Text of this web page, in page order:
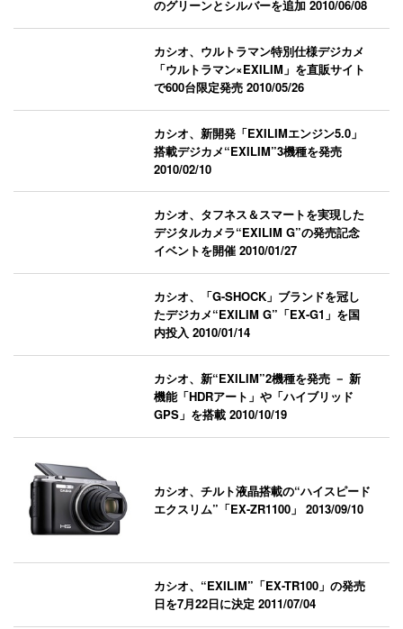
のグリーンとシルバーを追加2010/06/08
カシオ、ウルトラマン特別仕様デジカメ
「ウルトラマン×EXILIM」を直販サイト
で600台限定発売2010/05/26
カシオ、新開発「EXILIMエンジン5.0」
搭載デジカメ“EXILIM”3機種を発売
2010/02/10
カシオ、タフネス＆スマートを実現した
デジタルカメラ“EXILIM G”の発売記念
イベントを開催2010/01/27
カシオ、「G-SHOCK」ブランドを冠し
たデジカメ“EXILIM G”「EX-G1」を国
内投入2010/01/14
カシオ、新“EXILIM”2機種を発売 － 新
機能「HDRアート」や「ハイブリッド
GPS」を搭載2010/10/19
カシオ、チルト液晶搭載の“ハイスピード
エクスリム”「EX-ZR1100」2013/09/10
カシオ、“EXILIM”「EX-TR100」の発売
日を7月22日に決定2011/07/04